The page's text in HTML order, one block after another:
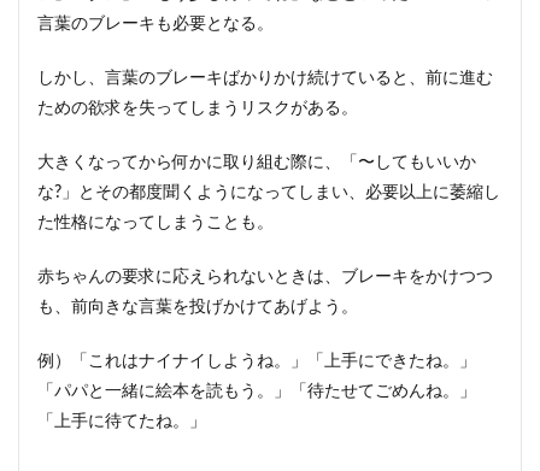
言葉のブレーキも必要となる。
しかし、言葉のブレーキばかりかけ続けていると、前に進む
ための欲求を失ってしまうリスクがある。
大きくなってから何かに取り組む際に、「〜してもいいか
な?」とその都度聞くようになってしまい、必要以上に萎縮し
た性格になってしまうことも。
赤ちゃんの要求に応えられないときは、ブレーキをかけつつ
も、前向きな言葉を投げかけてあげよう。
例）「これはナイナイしようね。」「上手にできたね。」
「パパと一緒に絵本を読もう。」「待たせてごめんね。」
「上手に待てたね。」